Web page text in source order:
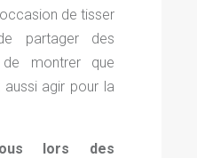
de tisser
partager des
montrer que
aussi agir pour la
nous lors des